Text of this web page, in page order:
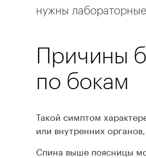
нужны
Причины
по бокам
Такой симптом
или внутренних
Спина выше поясницы